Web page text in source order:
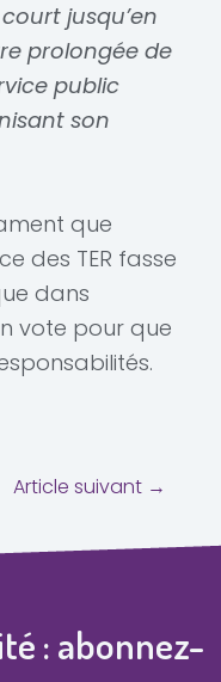
jusqu’en
prolongée de
public
son
que
des TER fasse
dans
vote pour que
Article suivant →
: abonnez-